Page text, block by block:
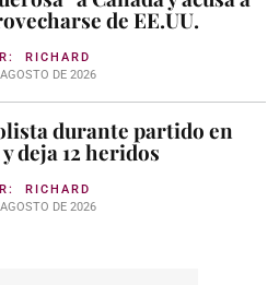
de EE.UU.
RICHARD
DE 2026
durante partido en
deja 12 heridos
RICHARD
DE 2026